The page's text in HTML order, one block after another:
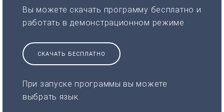
Вы можете скачать программу бесплатно и
работать в демонстрационном режиме
СКАЧАТЬ БЕСПЛАТНО
При запуске программы вы можете
выбрать язык.